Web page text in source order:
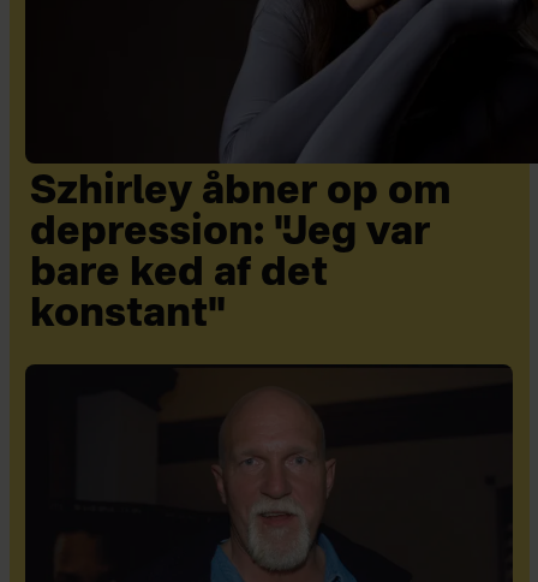
Szhirley åbner op om
depression: "Jeg var
bare ked af det
konstant"